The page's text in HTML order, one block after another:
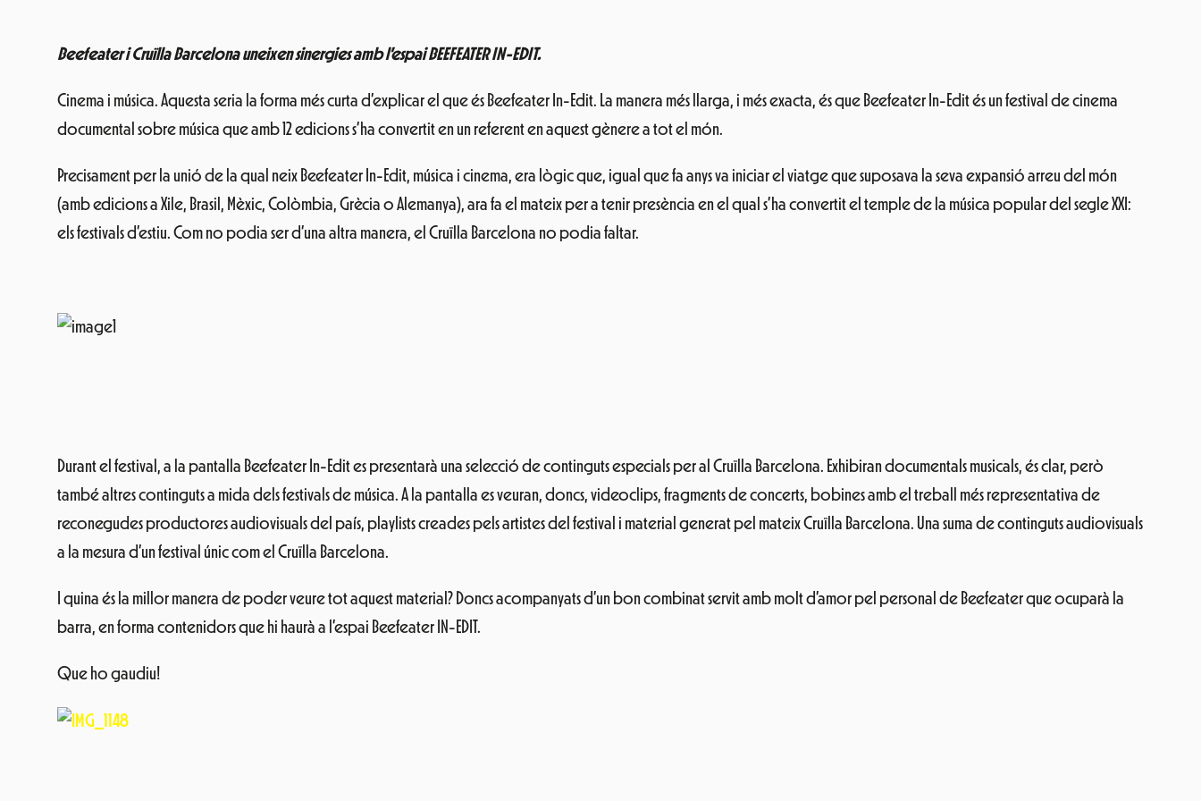
Beefeater i Cruïlla Barcelona uneixen sinergies amb l’espai BEEFEATER IN-EDIT.
Cinema i música. Aquesta seria la forma més curta d’explicar el que és Beefeater In-Edit. La manera més llarga, i més exacta, és que Beefeater In-Edit és un festival de cinema
documental sobre música que amb 12 edicions s’ha convertit en un referent en aquest gènere a tot el món.
Precisament per la unió de la qual neix Beefeater In-Edit, música i cinema, era lògic que, igual que fa anys va iniciar el viatge que suposava la seva expansió arreu del món
(amb edicions a Xile, Brasil, Mèxic, Colòmbia, Grècia o Alemanya), ara fa el mateix per a tenir presència en el qual s’ha convertit el temple de la música popular del segle XXI:
els festivals d’estiu. Com no podia ser d’una altra manera, el Cruïlla Barcelona no podia faltar.
Durant el festival, a la pantalla Beefeater In-Edit es presentarà una selecció de continguts especials per al Cruïlla Barcelona. Exhibiran documentals musicals, és clar, però
també altres continguts a mida dels festivals de música. A la pantalla es veuran, doncs, videoclips, fragments de concerts, bobines amb el treball més representativa de
reconegudes productores audiovisuals del país, playlists creades pels artistes del festival i material generat pel mateix Cruïlla Barcelona. Una suma de continguts audiovisuals
a la mesura d’un festival únic com el Cruïlla Barcelona.
I quina és la millor manera de poder veure tot aquest material? Doncs acompanyats d’un bon combinat servit amb molt d’amor pel personal de Beefeater que ocuparà la
barra, en forma contenidors que hi haurà a l’espai Beefeater IN-EDIT.
Que ho gaudiu!